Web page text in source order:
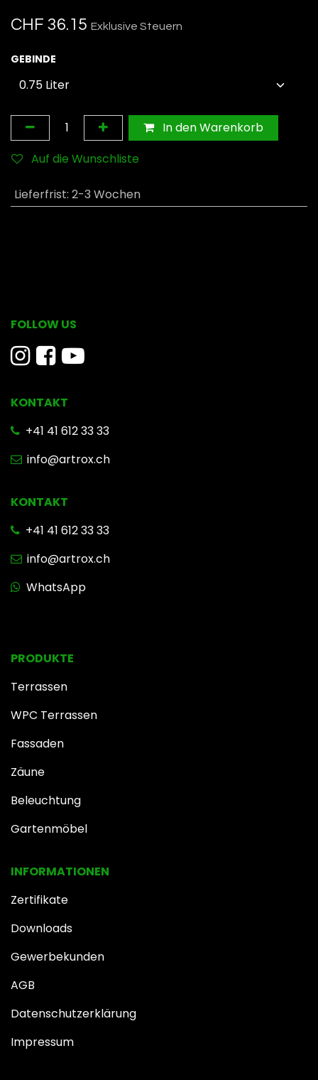
CHF 36.15 Exklusive Steuern
GEBINDE
In den Warenkorb
Auf die Wunschliste
Lieferfrist: 2-3 Wochen
FOLLOW US
KONTAKT
​ +41 41 612 33 33
info@artrox.ch
KONTAKT
+41 41 612 33 33
info@artrox.ch
WhatsApp
INFOR​MATIONEN
Zertifikate
Downloads
Gewerbekunden
AGB
Datenschutzerklärung
Impressum
PRODUKTE
Terrassen
WPC Terrassen
Fassaden
Zäune
Beleuchtung
Gartenmöbel